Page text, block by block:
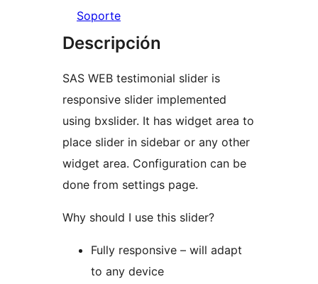
Soporte
Descripción
SAS WEB testimonial slider is
responsive slider implemented
using bxslider. It has widget area to
place slider in sidebar or any other
widget area. Configuration can be
done from settings page.
Why should I use this slider?
Fully responsive – will adapt
to any device